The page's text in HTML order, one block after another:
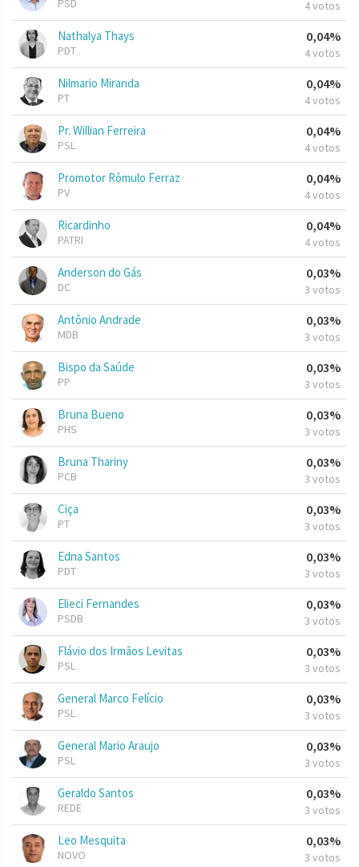
PSD 4 votos
Nathalya Thays
PDT
0,04%
4 votos
Nilmario Miranda
PT
0,04%
4 votos
Pr. Willian Ferreira
PSL
0,04%
4 votos
Promotor Rômulo Ferraz
PV
0,04%
4 votos
Ricardinho
PATRI
0,04%
4 votos
Anderson do Gás
DC
0,03%
3 votos
Antônio Andrade
MDB
0,03%
3 votos
Bispo da Saúde
PP
0,03%
3 votos
Bruna Bueno
PHS
0,03%
3 votos
Bruna Thariny
PCB
0,03%
3 votos
Ciça
PT
0,03%
3 votos
Edna Santos
PDT
0,03%
3 votos
Elieci Fernandes
PSDB
0,03%
3 votos
Flávio dos Irmãos Levitas
PSL
0,03%
3 votos
General Marco Felício
PSL
0,03%
3 votos
General Mario Araujo
PSL
0,03%
3 votos
Geraldo Santos
REDE
0,03%
3 votos
Leo Mesquita
NOVO
0,03%
3 votos